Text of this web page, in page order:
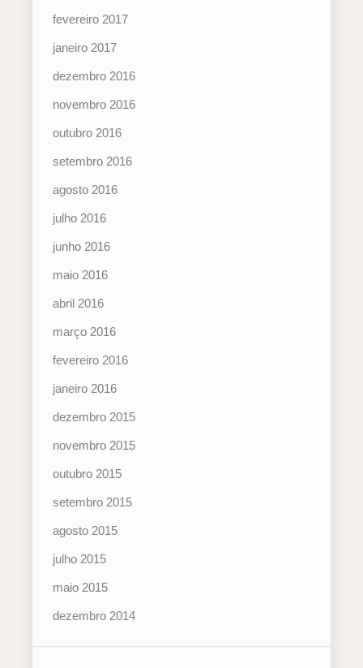
fevereiro 2017
janeiro 2017
dezembro 2016
novembro 2016
outubro 2016
setembro 2016
agosto 2016
julho 2016
junho 2016
maio 2016
abril 2016
março 2016
fevereiro 2016
janeiro 2016
dezembro 2015
novembro 2015
outubro 2015
setembro 2015
agosto 2015
julho 2015
maio 2015
dezembro 2014